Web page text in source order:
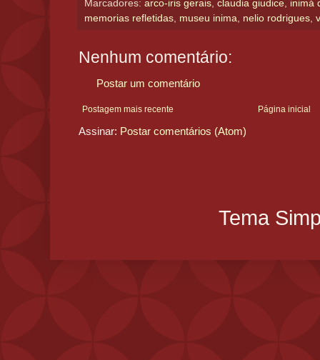
Marcadores: arco-iris gerais, claudia giudice, inimá
memorias refletidas, museu inima, nelio rodrigues,
Nenhum comentário:
Postar um comentário
Postagem mais recente Página inicial
Assinar: Postar comentários (Atom)
Tema